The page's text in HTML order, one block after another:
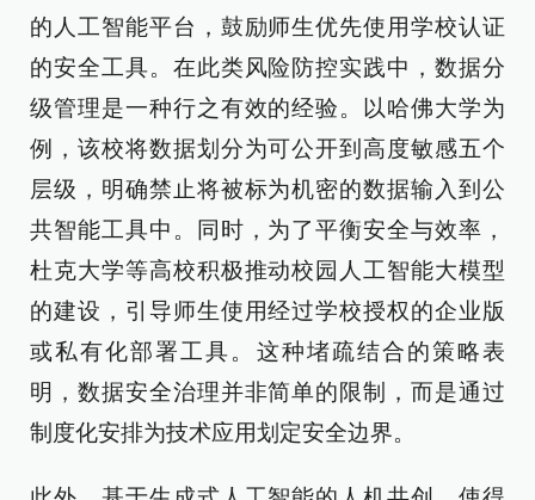
的人工智能平台，鼓励师生优先使用学校认证
的安全工具。在此类风险防控实践中，数据分
级管理是一种行之有效的经验。以哈佛大学为
例，该校将数据划分为可公开到高度敏感五个
层级，明确禁止将被标为机密的数据输入到公
共智能工具中。同时，为了平衡安全与效率，
杜克大学等高校积极推动校园人工智能大模型
的建设，引导师生使用经过学校授权的企业版
或私有化部署工具。这种堵疏结合的策略表
明，数据安全治理并非简单的限制，而是通过
制度化安排为技术应用划定安全边界。